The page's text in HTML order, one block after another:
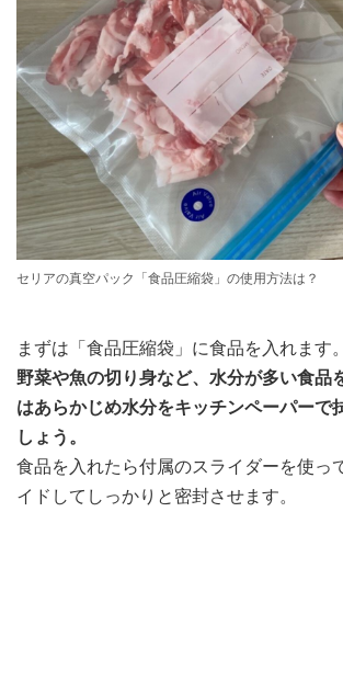
セリアの真空パック「食品圧縮袋」の使用方法は？
まずは「食品圧縮袋」に食品を入れます。
野菜や魚の切り身など、水分が多い食品
はあらかじめ水分をキッチンペーパーで
しょう。
食品を入れたら付属のスライダーを使っ
イドしてしっかりと密封させます。